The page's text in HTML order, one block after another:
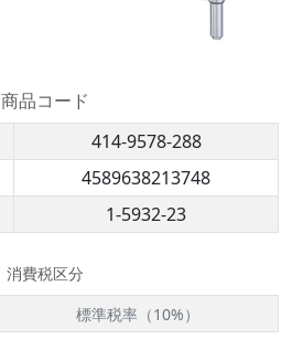
商品コード
414-9578-288
4589638213748
1-5932-23
消費税区分
標準税率（10%）